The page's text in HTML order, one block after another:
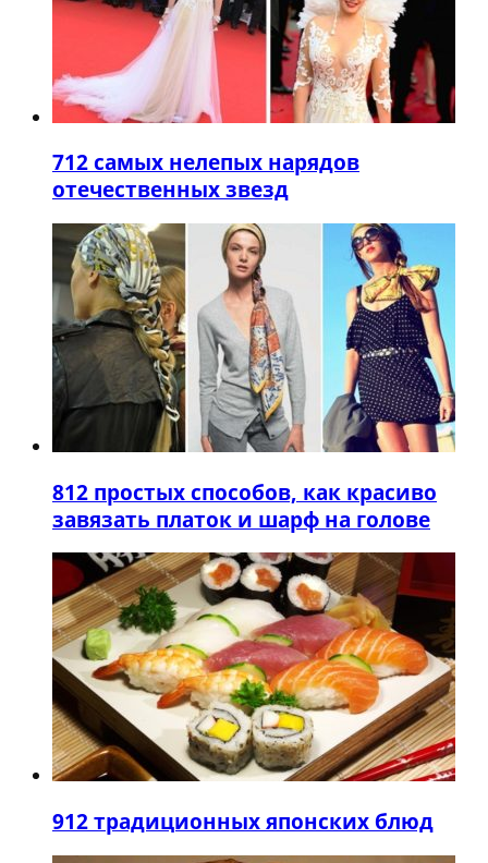
712 самых нелепых нарядов
отечественных звезд
812 простых способов, как красиво
завязать платок и шарф на голове
912 традиционных японских блюд